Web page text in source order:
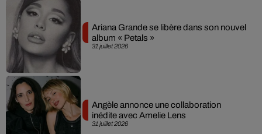
31 juillet 2026
Ariana Grande se libère dans son nouvel
album « Petals »
31 juillet 2026
Angèle annonce une collaboration
inédite avec Amelie Lens